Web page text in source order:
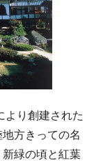
より創建された
方きっての名
緑の頃と紅葉